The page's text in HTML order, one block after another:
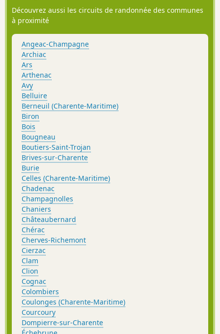
Découvrez aussi les circuits de randonnée des communes
à proximité
Angeac-Champagne
Archiac
Ars
Arthenac
Avy
Belluire
Berneuil (Charente-Maritime)
Biron
Bois
Bougneau
Boutiers-Saint-Trojan
Brives-sur-Charente
Burie
Celles (Charente-Maritime)
Chadenac
Champagnolles
Chaniers
Châteaubernard
Chérac
Cherves-Richemont
Cierzac
Clam
Clion
Cognac
Colombiers
Coulonges (Charente-Maritime)
Courcoury
Dompierre-sur-Charente